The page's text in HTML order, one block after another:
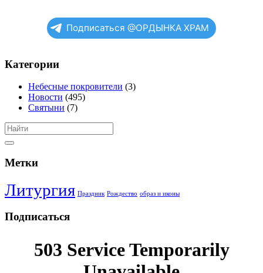
Подписаться @ОРДЫНКА ХРАМ
Категории
Небесные покровители (3)
Новости (495)
Святыни (7)
Метки
Литургия Праздник Рождество образ и иконы
Подписаться